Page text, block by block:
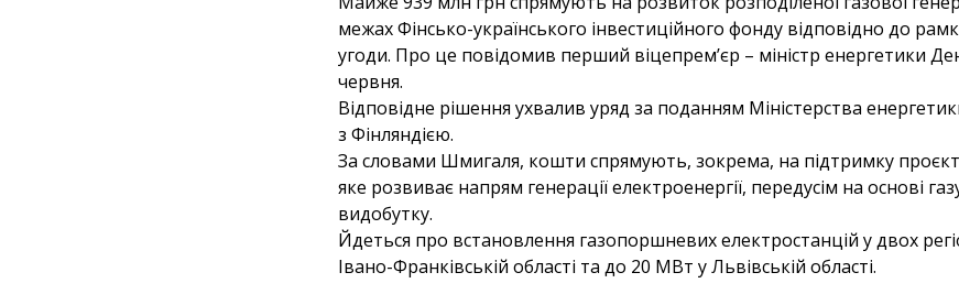
межах Фінсько-українського інвестиційного фонду відповідно до
угоди. Про це повідомив перший віцепрем’єр – міністр енергетики
червня.
Відповідне рішення ухвалив уряд за поданням Міністерства
з Фінляндією.
За словами Шмигаля, кошти спрямують, зокрема, на підтримку
яке розвиває напрям генерації електроенергії, передусім на основі
видобутку.
Йдеться про встановлення газопоршневих електростанцій у двох
Івано-Франківській області та до 20 МВт у Львівській області.